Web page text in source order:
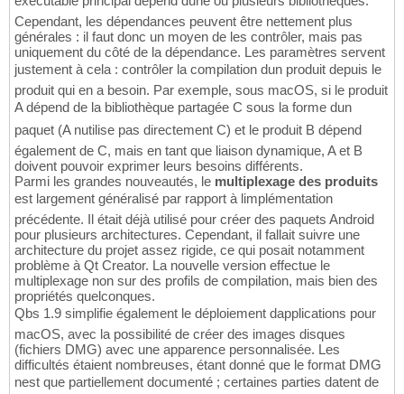
Cependant, les dépendances peuvent être nettement plus
générales : il faut donc un moyen de les contrôler, mais pas
uniquement du côté de la dépendance. Les paramètres servent
justement à cela : contrôler la compilation dun produit depuis le
produit qui en a besoin. Par exemple, sous macOS, si le produit
A dépend de la bibliothèque partagée C sous la forme dun
paquet (A nutilise pas directement C) et le produit B dépend
également de C, mais en tant que liaison dynamique, A et B
doivent pouvoir exprimer leurs besoins différents.
Parmi les grandes nouveautés, le multiplexage des produits
est largement généralisé par rapport à limplémentation
précédente. Il était déjà utilisé pour créer des paquets Android
pour plusieurs architectures. Cependant, il fallait suivre une
architecture du projet assez rigide, ce qui posait notamment
problème à Qt Creator. La nouvelle version effectue le
multiplexage non sur des profils de compilation, mais bien des
propriétés quelconques.
Qbs 1.9 simplifie également le déploiement dapplications pour
macOS, avec la possibilité de créer des images disques
(fichiers DMG) avec une apparence personnalisée. Les
difficultés étaient nombreuses, étant donné que le format DMG
nest que partiellement documenté ; certaines parties datent de